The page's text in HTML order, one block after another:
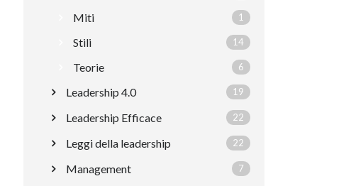
Miti 1
Stili 14
Teorie 6
Leadership 4.0 19
Leadership Efficace 22
Leggi della leadership 22
Management 7